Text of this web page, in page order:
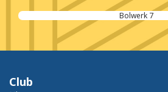
Even Kijken BV
Club